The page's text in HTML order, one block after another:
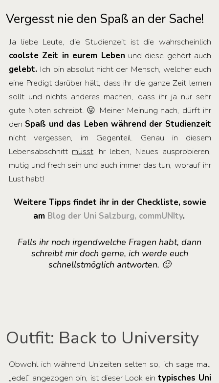
Vergesst nie den Spaß an der Sache!
Ja liebe Leute, die Studienzeit ist die wahrscheinlich
coolste Zeit in eurem Leben und diese gehört auch
gelebt. Ich bin absolut nicht der Mensch, welcher euch
eine Predigt darüber hält, dass ihr die ganze Zeit lernen
sollt und nichts anderes machen, dass ihr ja nur sehr
gute Noten schreibt. 😛 Meiner Meinung nach, dürft ihr
den Spaß und das Leben während der Studienzeit
nicht vergessen, im Gegenteil. Genau in diesem
Lebensabschnitt müsst ihr leben, Neues ausprobieren,
mutig und frech sein und auch immer das tun, worauf ihr
Lust habt!
Weitere Tipps findet ihr in der Checkliste, sowie
am Blog der Uni Salzburg, commUNIty.
Falls ihr noch irgendwelche Fragen habt, dann
schreibt mir doch gerne, ich werde euch
schnellstmöglich antworten. 🙂
Outfit: Back to University
Obwohl ich während Unizeiten selten so, ich sage mal,
„edel“ angezogen bin, ist dieser Look ein typisches Uni